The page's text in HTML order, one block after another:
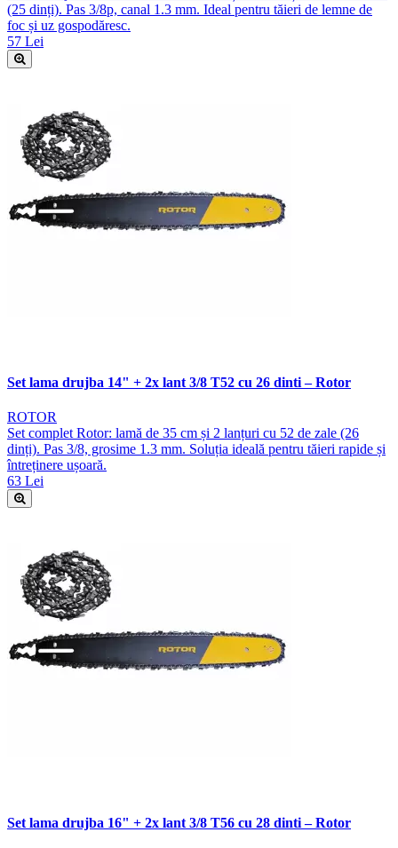
(25 dinți). Pas 3/8p, canal 1.3 mm. Ideal pentru tăieri de lemne de
foc și uz gospodăresc.
57 Lei
Set lama drujba 14" + 2x lant 3/8 T52 cu 26 dinti – Rotor
ROTOR
Set complet Rotor: lamă de 35 cm și 2 lanțuri cu 52 de zale (26
dinți). Pas 3/8, grosime 1.3 mm. Soluția ideală pentru tăieri rapide și
întreținere ușoară.
63 Lei
Set lama drujba 16" + 2x lant 3/8 T56 cu 28 dinti – Rotor